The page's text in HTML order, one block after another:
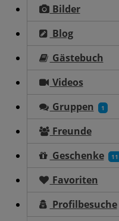
Bilder
Blog
Gästebuch
Videos
Gruppen
1
Freunde
Geschenke
11
Favoriten
Profilbesuche